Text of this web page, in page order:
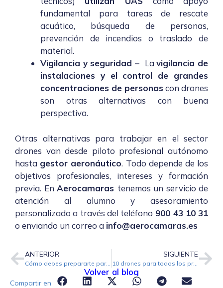
fundamental para tareas de rescate
acuático, búsqueda de personas,
prevención de incendios o traslado de
material.
Vigilancia y seguridad – Lavigilancia de
instalaciones y el control de grandes
concentraciones de personas con drones
son otras alternativas con buena
perspectiva.
Otras alternativas para trabajar en el sector
drones van desde piloto profesional autónomo
hasta gestor aeronáutico. Todo depende de los
objetivos profesionales, intereses y formación
previa. En Aerocamaras tenemos un servicio de
atención al alumno y asesoramiento
personalizado a través del teléfono 900 43 10 31
o enviando un correo a info@aerocamaras.es
ANTERIOR
Cómo debes prepararte para las pruebas prácticas del curso de piloto de drones en categoría específica STS-ES01 y STS-ES-02
SIGUIENTE
10 drones para todos los presupuestos y pilotos
Volver al blog
Compartir en